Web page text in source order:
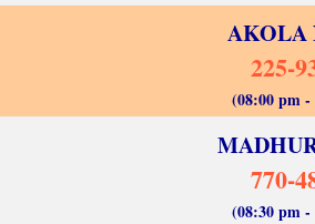
AKOLA
225-
(08:00 pm
770-
(08:30 pm